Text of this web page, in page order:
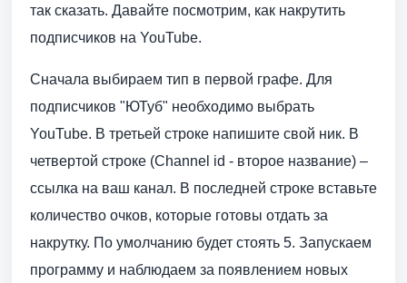
так сказать. Давайте посмотрим, как накрутить
подписчиков на YouTube.
Сначала выбираем тип в первой графе. Для
подписчиков "ЮТуб" необходимо выбрать
YouTube. В третьей строке напишите свой ник. В
четвертой строке (Channel id - второе название) –
ссылка на ваш канал. В последней строке вставьте
количество очков, которые готовы отдать за
накрутку. По умолчанию будет стоять 5. Запускаем
программу и наблюдаем за появлением новых